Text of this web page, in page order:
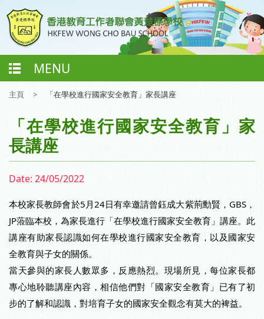
MENU
主頁 > 「在學校進行國家安全教育」家長講座
「在學校進行國家安全教育」家
長講座
Date: 24/05/2022
本校家長教師會於5月24日有幸邀請曾鈺成大紫荊勳賢，GBS，
JP蒞臨本校，為家長進行「在學校進行國家安全教育」講座。此
講座有助家長認識如何在學校進行國家安全教育，以及國家安
全教育與子女的關係。
當天參與的家長人數眾多，反應熱烈。現場所見，每位家長都
專心地聆聽講座內容，相信他們對「國家安全教育」已有了初
步的了解和認識，對培育子女的國家安全觀念有莫大的裨益。